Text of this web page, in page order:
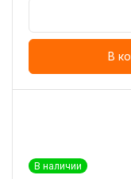
В
В наличии